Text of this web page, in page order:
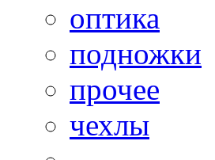
оптика
подножки
прочее
чехлы